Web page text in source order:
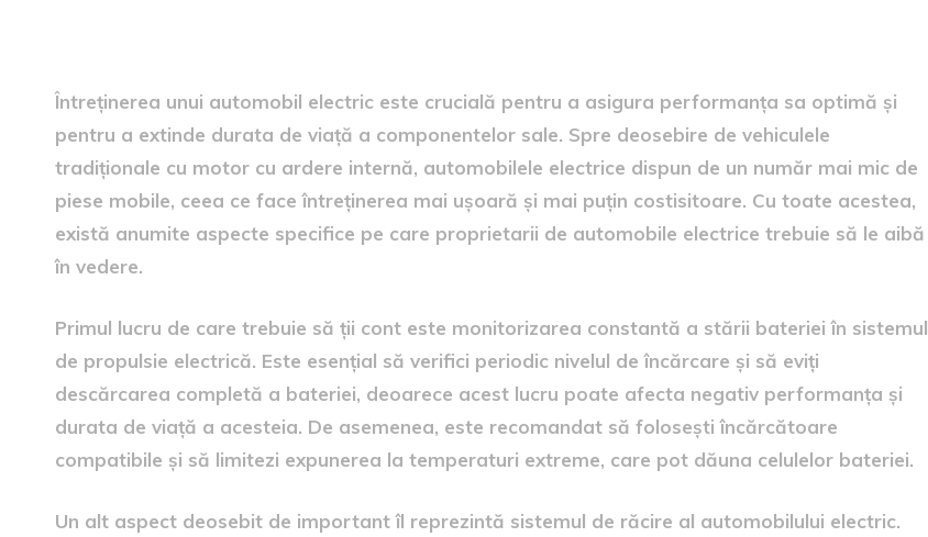
Întreținerea unui automobil electric este crucială pentru a asigura performanța sa optimă și
pentru a extinde durata de viață a componentelor sale. Spre deosebire de vehiculele
tradiționale cu motor cu ardere internă, automobilele electrice dispun de un număr mai mic de
piese mobile, ceea ce face întreținerea mai ușoară și mai puțin costisitoare. Cu toate acestea,
există anumite aspecte specifice pe care proprietarii de automobile electrice trebuie să le aibă
în vedere.
Primul lucru de care trebuie să ții cont este monitorizarea constantă a stării bateriei în sistemul
de propulsie electrică. Este esențial să verifici periodic nivelul de încărcare și să eviți
descărcarea completă a bateriei, deoarece acest lucru poate afecta negativ performanța și
durata de viață a acesteia. De asemenea, este recomandat să folosești încărcătoare
compatibile și să limitezi expunerea la temperaturi extreme, care pot dăuna celulelor bateriei.
Un alt aspect deosebit de important îl reprezintă sistemul de răcire al automobilului electric.